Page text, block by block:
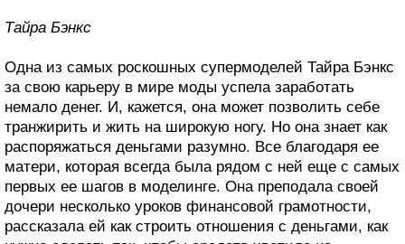
Тайра Бэнкс
Одна из самых роскошных супермоделей Тайра Бэнкс
за свою карьеру в мире моды успела заработать
немало денег. И, кажется, она может позволить себе
транжирить и жить на широкую ногу. Но она знает как
распоряжаться деньгами разумно. Все благодаря ее
матери, которая всегда была рядом с ней еще с самых
первых ее шагов в моделинге. Она преподала своей
дочери несколько уроков финансовой грамотности,
рассказала ей как строить отношения с деньгами, как